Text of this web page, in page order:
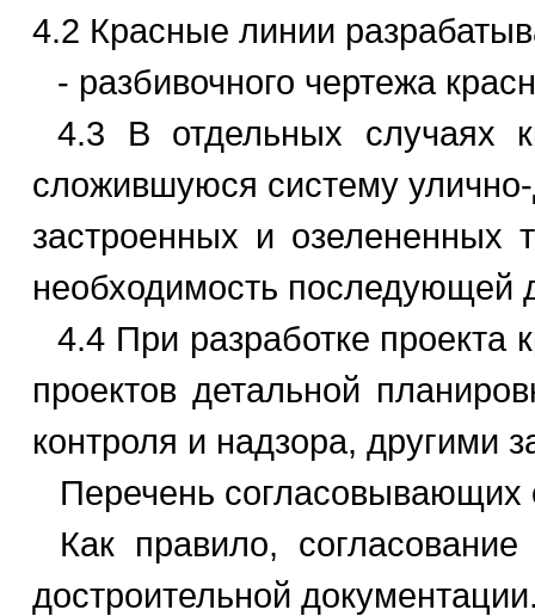
4.2 Красные линии
- разбивочного чертежа
4.3 В отдельных случаях
сложившуюся систему
застроенных и озелененных
необходимость последующей
4.4 При разработке проекта
проектов детальной
контроля и надзора, другими
Перечень согласовывающих
Как правило,
достроительной